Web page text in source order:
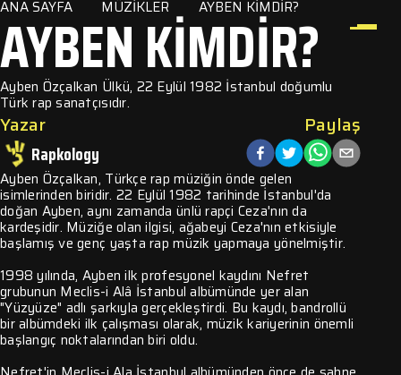
ANA SAYFA MÜZIKLER AYBEN KIMDIR?
AYBEN KIMDIR?
Ayben Özçalkan Ülkü, 22 Eylül 1982 İstanbul doğumlu
Türk rap sanatçısıdır.
Yazar
Rapkology
Paylaş
Ayben Özçalkan, Türkçe rap müziğin önde gelen
isimlerinden biridir. 22 Eylül 1982 tarihinde İstanbul'da
doğan Ayben, aynı zamanda ünlü rapçi Ceza'nın da
kardeşidir. Müziğe olan ilgisi, ağabeyi Ceza'nın etkisiyle
başlamış ve genç yaşta rap müzik yapmaya yönelmiştir.
1998 yılında, Ayben ilk profesyonel kaydını Nefret
grubunun Meclis-i Alâ İstanbul albümünde yer alan
"Yüzyüze" adlı şarkıyla gerçekleştirdi. Bu kaydı, bandrollü
bir albümdeki ilk çalışması olarak, müzik kariyerinin önemli
başlangıç noktalarından biri oldu.